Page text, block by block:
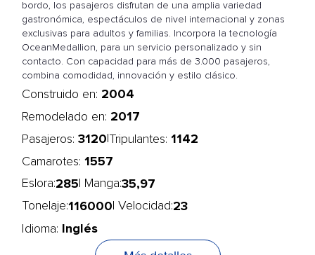
bordo, los pasajeros disfrutan de una amplia variedad
gastronómica, espectáculos de nivel internacional y zonas
exclusivas para adultos y familias. Incorpora la tecnología
OceanMedallion, para un servicio personalizado y sin
contacto. Con capacidad para más de 3.000 pasajeros,
combina comodidad, innovación y estilo clásico.
Construido en: 2004
Remodelado en: 2017
Pasajeros: 3120 Tripulantes: 1142
Camarotes: 1557
Eslora:285 | Manga:35,97
Tonelaje:116000 | Velocidad:23
Idioma: Inglés